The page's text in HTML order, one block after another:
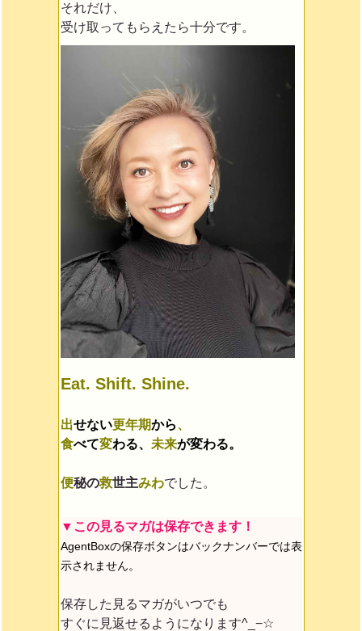
それだけ、
受け取ってもらえたら十分です。
Eat. Shift. Shine.
出せない更年期から、
食べて変わる、 未来が変わる。
便秘の救世主みわでした。
▼この見るマガは保存できます！
AgentBoxの保存ボタンはバックナンバーでは表
示されません。
保存した見るマガがいつでも
すぐに見返せるようになります^_−☆